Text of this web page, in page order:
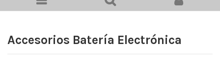
Accesorios Batería Electrónica